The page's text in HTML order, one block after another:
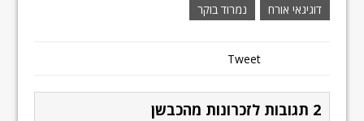
דוגיגאי אורח נמרוד בוקר
Tweet
2 תגובות לזכרונות מהכבשן